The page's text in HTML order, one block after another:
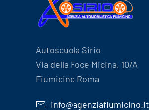
Autoscuola Sirio
Via della Foce Micina, 10/A
Fiumicino Roma
info@agenziafiumicino.it